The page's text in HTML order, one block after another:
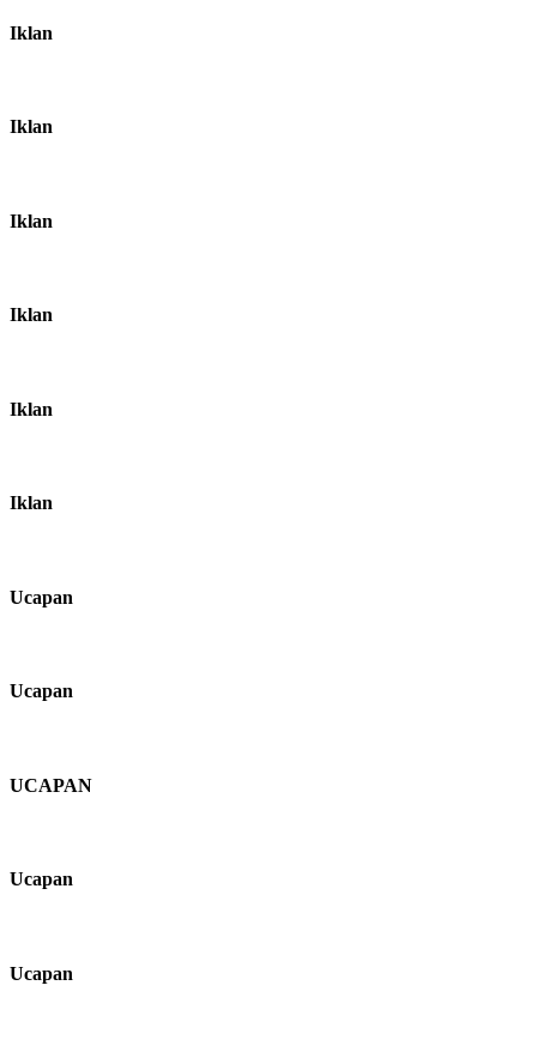
Iklan
Iklan
Iklan
Iklan
Iklan
Iklan
Ucapan
Ucapan
UCAPAN
Ucapan
Ucapan